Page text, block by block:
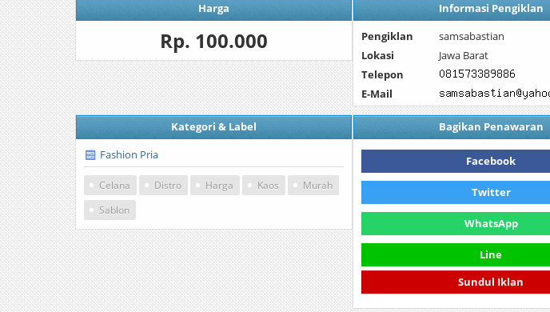
Harga
Rp. 100.000
Informasi Pengiklan
Pengiklan
samsabastian
Lokasi
Jawa Barat
Telepon
E-Mail
Kategori & Label
Fashion Pria
Celana Distro Harga Kaos
Murah
Sablon
Bagikan Penawaran
Facebook
Twitter
WhatsApp
Line
Sundul Iklan